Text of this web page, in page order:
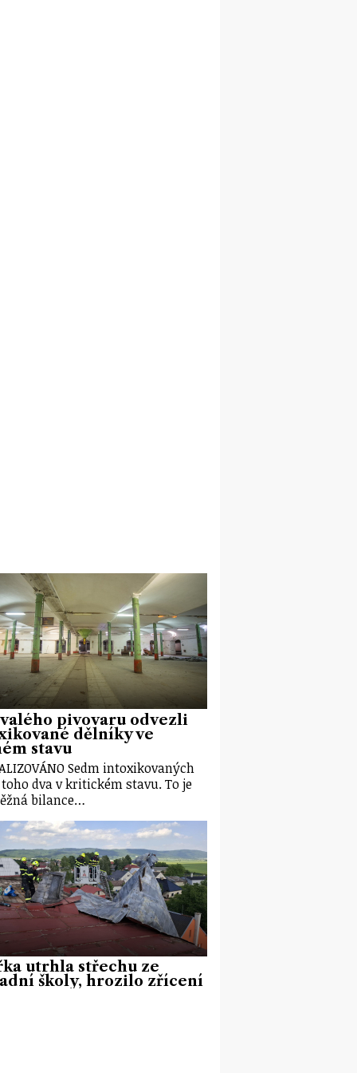
pivovaru odvezli
dělníky ve
stavu
Sedm intoxikovaných
dva v kritickém stavu. To je
bilance…
utrhla střechu ze
školy, hrozilo zřícení